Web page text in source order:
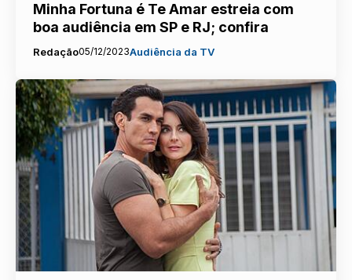
Minha Fortuna é Te Amar estreia com
boa audiência em SP e RJ; confira
Redação05/12/2023Audiência da TV